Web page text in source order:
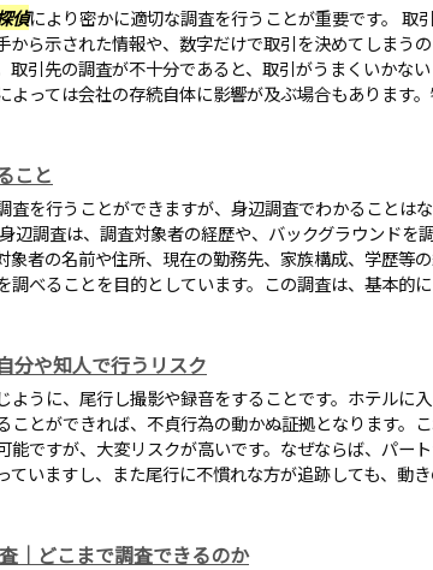
偵により密かに適切な調査を行うことが重要です。 取
から示された情報や、数字だけで取引を決めてしまう
取引先の調査が不十分であると、取引がうまくいかな
よっては会社の存続自体に影響が及ぶ場合もあります
こと
査を行うことができますが、身辺調査でわかることは
辺調査は、調査対象者の経歴や、バックグラウンドを
象者の名前や住所、現在の勤務先、家族構成、学歴等
調べることを目的としています。この調査は、基本的
分や知人で行うリスク
ように、尾行し撮影や録音をすることです。ホテルに入
ことができれば、不貞行為の動かぬ証拠となります。
能ですが、大変リスクが高いです。なぜならば、パー
ていますし、また尾行に不慣れな方が追跡しても、動
｜どこまで調査できるのか